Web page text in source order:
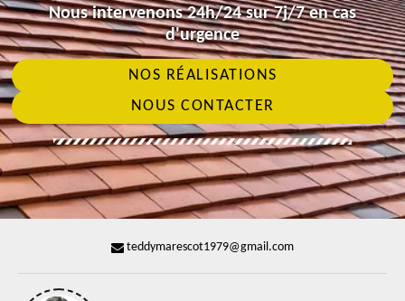
Nous intervenons 24h/24 sur 7j/7 en cas
d'urgence
NOS RÉALISATIONS
NOUS CONTACTER
teddymarescot1979@gmail.com